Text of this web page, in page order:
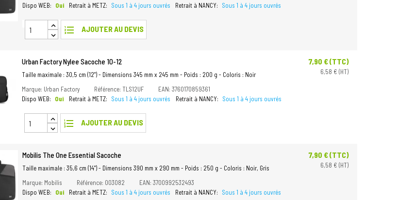
Dispo WEB:
Oui Retrait à METZ: Sous 1 à 4 jours ouvrés Retrait à NANCY: Sous 1 à 4 jours ouvrés
format_list_numbered AJOUTER AU DEVIS
Urban Factory Nylee Sacoche 10-12
Taille maximale : 30,5 cm (12") - Dimensions 345 mm x 245 mm - Poids : 200 g - Coloris : Noir
Marque: Urban Factory
Référence: TLS12UF
EAN: 3760170859361
Dispo WEB:
Oui Retrait à METZ: Sous 1 à 4 jours ouvrés Retrait à NANCY: Sous 1 à 4 jours ouvrés
format_list_numbered AJOUTER AU DEVIS
Prix
7,90 € (TTC)
6,58 € (HT)
Mobilis The One Essential Sacoche
Taille maximale : 35,6 cm (14") - Dimensions 390 mm x 290 mm - Poids : 250 g - Coloris : Noir, Gris
Marque: Mobilis
Référence: 003082
EAN: 3700992532493
Dispo WEB:
Oui Retrait à METZ: Sous 1 à 4 jours ouvrés Retrait à NANCY: Sous 1 à 4 jours ouvrés
Prix
7,90 € (TTC)
6,58 € (HT)